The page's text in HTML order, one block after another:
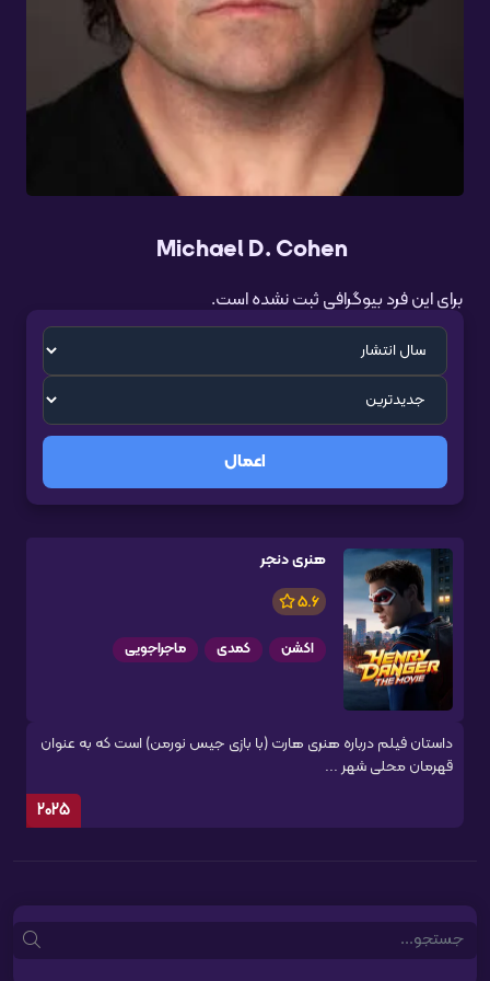
Michael D. Cohen
برای این فرد بیوگرافی ثبت نشده است.
اعمال
هنری دنجر
5.6
اکشن کمدی ماجراجویی
داستان فیلم درباره هنری هارت (با بازی جیس نورمن) است که به عنوان
قهرمان محلی شهر ...
2025
Search